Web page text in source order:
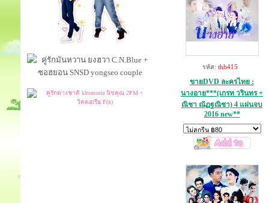
รหัส: thh415
ขายDVD ละครไทย :
นางอาย***(เกรท วรินทร +
ณิชา ณัฏฐณิชา) 4 แผ่นจบ
2016 new**